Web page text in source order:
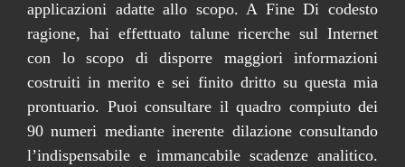
applicazioni adatte allo scopo. A Fine Di codesto
ragione, hai effettuato talune ricerche sul Internet
con lo scopo di disporre maggiori informazioni
costruiti in merito e sei finito dritto su questa mia
prontuario. Puoi consultare il quadro compiuto dei
90 numeri mediante inerente dilazione consultando
l’indispensabile e immancabile scadenze analitico.